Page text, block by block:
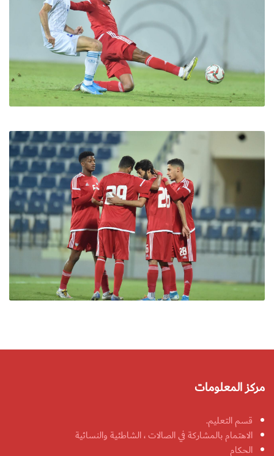
مركز المعلومات
قسم التعليم.
الاهتمام بالمشاركة في الصالات ، الشاطئية والنسائية
الحكام